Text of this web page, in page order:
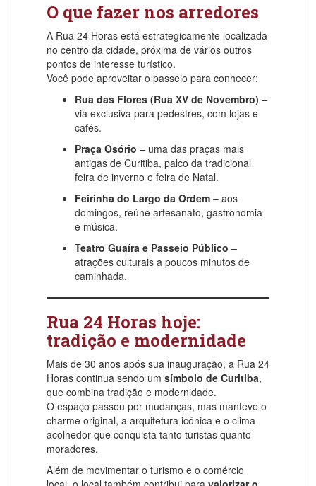
O que fazer nos arredores
A Rua 24 Horas está estrategicamente localizada
no centro da cidade, próxima de vários outros
pontos de interesse turístico.
Você pode aproveitar o passeio para conhecer:
Rua das Flores (Rua XV de Novembro) –
via exclusiva para pedestres, com lojas e
cafés.
Praça Osório – uma das praças mais
antigas de Curitiba, palco da tradicional
feira de inverno e feira de Natal.
Feirinha do Largo da Ordem – aos
domingos, reúne artesanato, gastronomia
e música.
Teatro Guaíra e Passeio Público –
atrações culturais a poucos minutos de
caminhada.
Rua 24 Horas hoje:
tradição e modernidade
Mais de 30 anos após sua inauguração, a Rua 24
Horas continua sendo um símbolo de Curitiba,
que combina tradição e modernidade.
O espaço passou por mudanças, mas manteve o
charme original, a arquitetura icônica e o clima
acolhedor que conquista tanto turistas quanto
moradores.
Além de movimentar o turismo e o comércio